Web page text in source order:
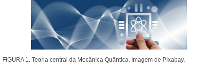
FIGURA 1. Teoria central da Mecânica Quântica. Imagem de Pixabay.